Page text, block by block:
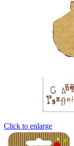
Click to enlarge